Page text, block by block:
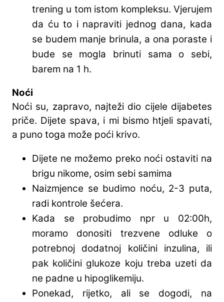
trening u tom istom kompleksu. Vjerujem
da ću to i napraviti jednog dana, kada
se budem manje brinula, a ona poraste i
bude se mogla brinuti sama o sebi,
barem na 1 h.
Noći
Noći su, zapravo, najteži dio cijele dijabetes
priče. Dijete spava, i mi bismo htjeli spavati,
a puno toga može poći krivo.
Dijete ne možemo preko noći ostaviti na
brigu nikome, osim sebi samima
Naizmjence se budimo noću, 2-3 puta,
radi kontrole šećera.
Kada se probudimo npr u 02:00h,
moramo donositi trezvene odluke o
potrebnoj dodatnoj količini inzulina, ili
pak količini glukoze koju treba uzeti da
ne padne u hipoglikemiju.
Ponekad, rijetko, ali se dogodi, na